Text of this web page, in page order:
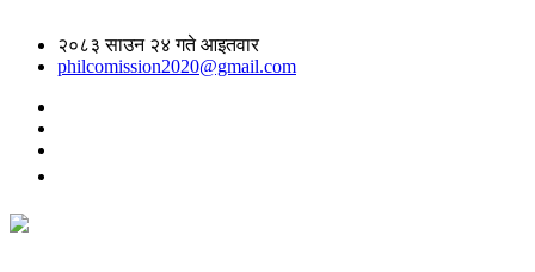
२०८३ साउन २४ गते आइतवार
philcomission2020@gmail.com